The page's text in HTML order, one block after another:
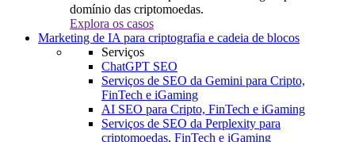
domínio das criptomoedas.
Explora os casos
Marketing de IA para criptografia e cadeia de blocos
Serviços
ChatGPT SEO
Serviços de SEO da Gemini para Cripto,
FinTech e iGaming
AI SEO para Cripto, FinTech e iGaming
Serviços de SEO da Perplexity para
criptomoedas, FinTech e iGaming